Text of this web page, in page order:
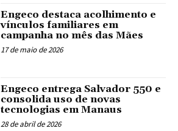
Engeco destaca acolhimento e
vínculos familiares em
campanha no mês das Mães
17 de maio de 2026
Engeco entrega Salvador 550 e
consolida uso de novas
tecnologias em Manaus
28 de abril de 2026